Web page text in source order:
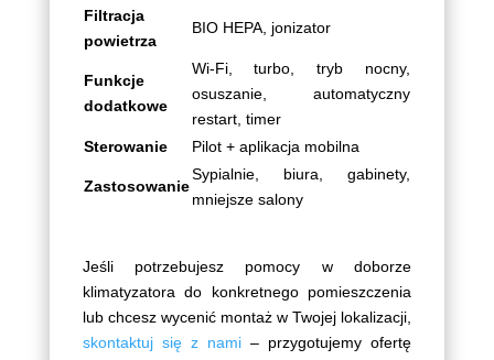
Filtracja
powietrza
BIO HEPA, jonizator
Funkcje
dodatkowe
Wi-Fi, turbo, tryb nocny,
osuszanie, automatyczny
restart, timer
Sterowanie
Pilot + aplikacja mobilna
Zastosowanie
Sypialnie, biura, gabinety,
mniejsze salony
Jeśli potrzebujesz pomocy w doborze
klimatyzatora do konkretnego pomieszczenia
lub chcesz wycenić montaż w Twojej lokalizacji,
skontaktuj się z nami – przygotujemy ofertę